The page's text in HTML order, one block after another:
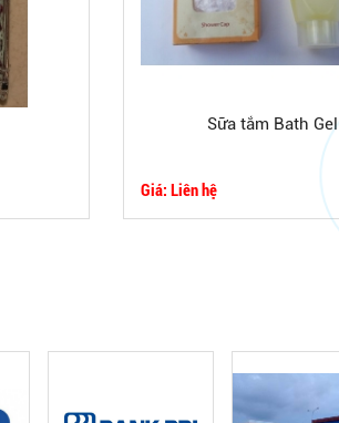
Sữa tắm Bath Gel
Giá: Liên hệ